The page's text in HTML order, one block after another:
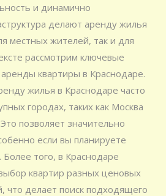
и динамично
делают аренду жилья
местных жителей, так и для
рассмотрим ключевые
квартиры в Краснодаре.
жилья в Краснодаре часто
городах, таких как Москва
позволяет значительно
если вы планируете
того, в Краснодаре
квартир разных ценовых
что делает поиск подходящего